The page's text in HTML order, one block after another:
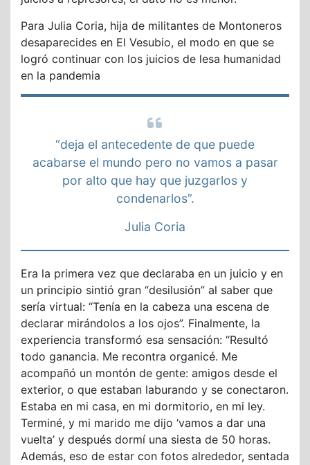
Para Julia Coria, hija de militantes de Montoneros
desaparecides en El Vesubio, el modo en que se
logró continuar con los juicios de lesa humanidad
en la pandemia
“deja el antecedente de que puede
acabarse el mundo pero no vamos a pasar
por alto que hay que juzgarlos y
condenarlos”.
Julia Coria
Era la primera vez que declaraba en un juicio y en
un principio sintió gran “desilusión” al saber que
sería virtual: “Tenía en la cabeza una escena de
declarar mirándolos a los ojos”. Finalmente, la
experiencia transformó esa sensación: “Resultó
todo ganancia. Me recontra organicé. Me
acompañó un montón de gente: amigos desde el
exterior, o que estaban laburando y se conectaron.
Estaba en mi casa, en mi dormitorio, en mi ley.
Terminé, y mi marido me dijo ‘vamos a dar una
vuelta’ y después dormí una siesta de 50 horas.
Además, eso de estar con fotos alrededor, sentada